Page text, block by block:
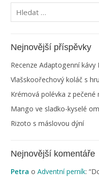
Vyhledávání
Nejnovější příspěvky
Recenze Adaptogenní kávy
Vlašskoořechový koláč s
Krémová polévka z pečené
Mango ve sladko-kyselé
Rizoto s máslovou dýní
Nejnovější komentáře
Petra oAdventní perník: “